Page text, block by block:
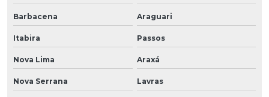
Barbacena Araguari
Itabira Passos
Nova Lima Araxá
Nova Serrana Lavras